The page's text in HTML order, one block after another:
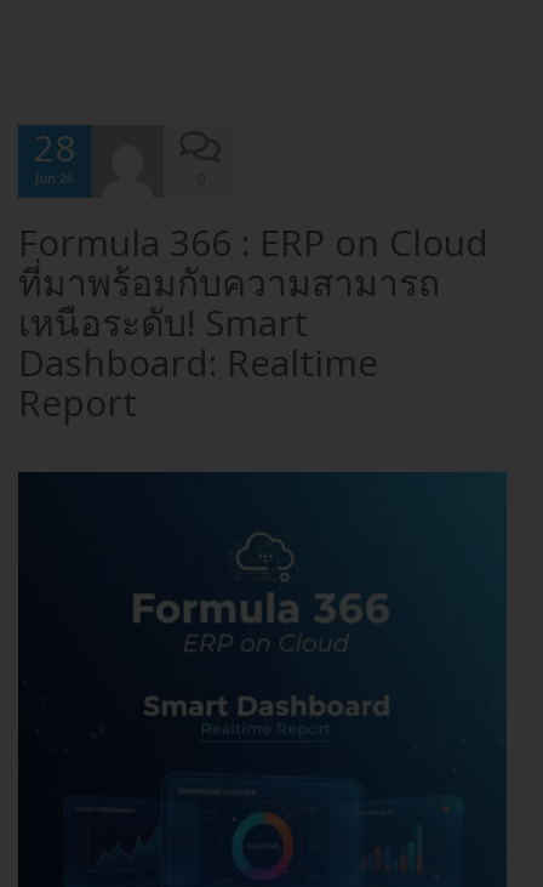
28
Jun 26
Formula 366 : ERP on Cloud
ที่มาพร้อมกับความสามารถ
เหนือระดับ! Smart
Dashboard: Realtime
Report